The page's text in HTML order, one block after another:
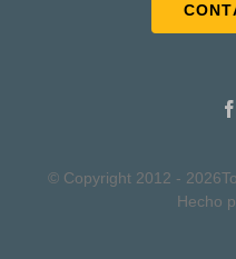
© Copyright 2012 -
Hecho